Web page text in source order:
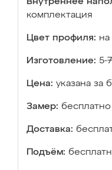
комплектация
Цвет профиля:
Изготовление: 5-
Цена: указана за
Замер: бесплатно
Доставка:
Подъём: